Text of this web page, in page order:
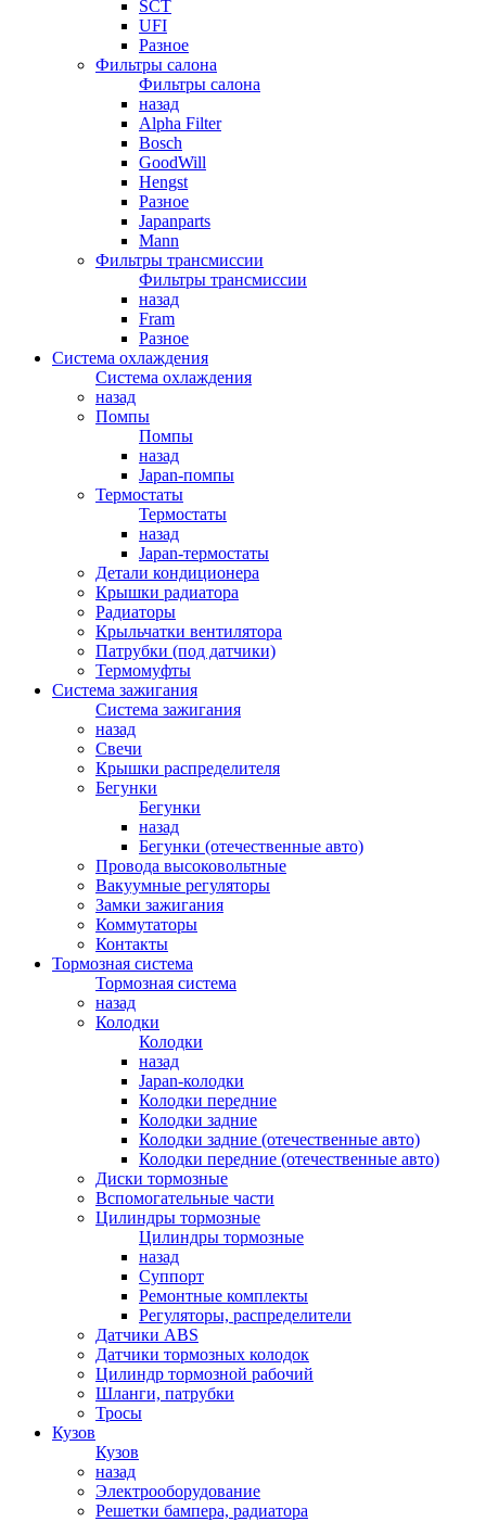
SCT
UFI
Разное
Фильтры салона
Фильтры салона
назад
Alpha Filter
Bosch
GoodWill
Hengst
Разное
Japanparts
Mann
Фильтры трансмиссии
Фильтры трансмиссии
назад
Fram
Разное
Система охлаждения
Система охлаждения
назад
Помпы
Помпы
назад
Japan-помпы
Термостаты
Термостаты
назад
Japan-термостаты
Детали кондиционера
Крышки радиатора
Радиаторы
Крыльчатки вентилятора
Патрубки (под датчики)
Термомуфты
Система зажигания
Система зажигания
назад
Свечи
Крышки распределителя
Бегунки
Бегунки
назад
Бегунки (отечественные авто)
Провода высоковольтные
Вакуумные регуляторы
Замки зажигания
Коммутаторы
Контакты
Тормозная система
Тормозная система
назад
Колодки
Колодки
назад
Japan-колодки
Колодки передние
Колодки задние
Колодки задние (отечественные авто)
Колодки передние (отечественные авто)
Диски тормозные
Вспомогательные части
Цилиндры тормозные
Цилиндры тормозные
назад
Суппорт
Ремонтные комплекты
Регуляторы, распределители
Датчики ABS
Датчики тормозных колодок
Цилиндр тормозной рабочий
Шланги, патрубки
Тросы
Кузов
Кузов
назад
Электрооборудование
Решетки бампера, радиатора